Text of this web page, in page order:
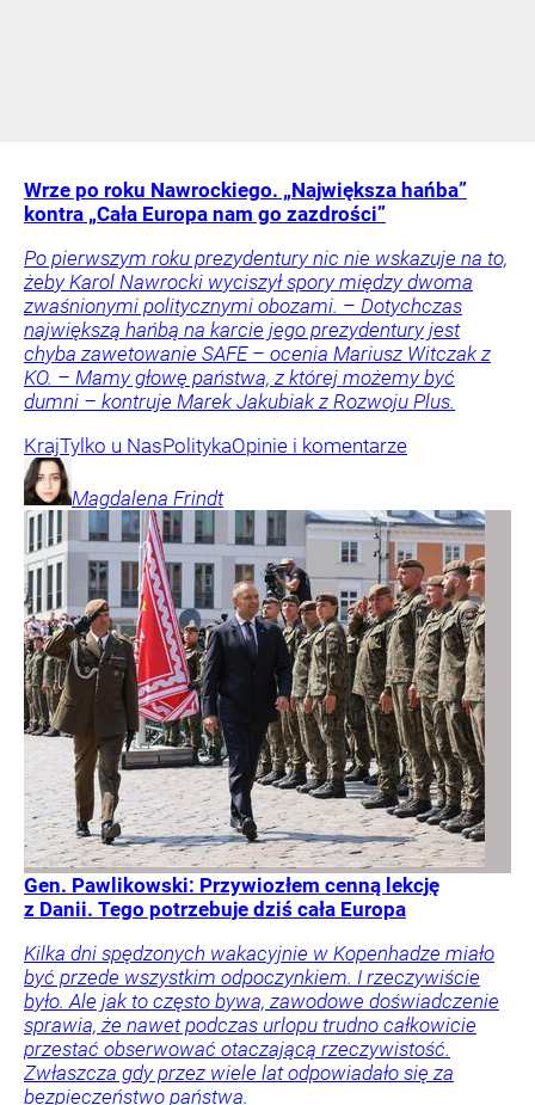
Wrze po roku Nawrockiego. „Największa hańba”
kontra „Cała Europa nam go zazdrości”
Po pierwszym roku prezydentury nic nie wskazuje na to,
żeby Karol Nawrocki wyciszył spory między dwoma
zwaśnionymi politycznymi obozami. – Dotychczas
największą hańbą na karcie jego prezydentury jest
chyba zawetowanie SAFE – ocenia Mariusz Witczak z
KO. – Mamy głowę państwa, z której możemy być
dumni – kontruje Marek Jakubiak z Rozwoju Plus.
KrajTylko u NasPolitykaOpinie i komentarze
Magdalena Frindt
Gen. Pawlikowski: Przywiozłem cenną lekcję
z Danii. Tego potrzebuje dziś cała Europa
Kilka dni spędzonych wakacyjnie w Kopenhadze miało
być przede wszystkim odpoczynkiem. I rzeczywiście
było. Ale jak to często bywa, zawodowe doświadczenie
sprawia, że nawet podczas urlopu trudno całkowicie
przestać obserwować otaczającą rzeczywistość.
Zwłaszcza gdy przez wiele lat odpowiadało się za
bezpieczeństwo państwa.